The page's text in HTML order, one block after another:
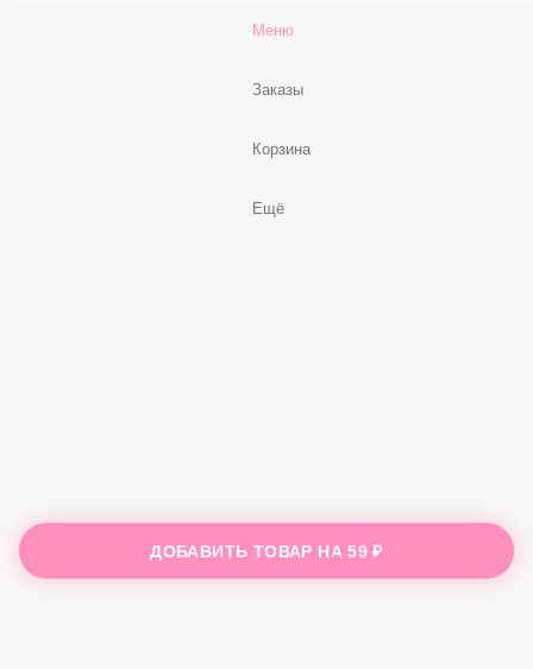
ДОБАВИТЬ ТОВАР НА59 ₽
Меню
Заказы
Корзина
Ещё